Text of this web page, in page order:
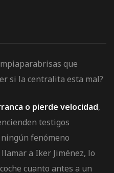
o pierde velocidad,
testigos
fenómeno
a Iker Jiménez, lo
cuanto antes a un